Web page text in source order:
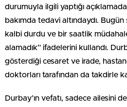
durumuyla ilgili yaptığı
bakımda tedavi altındaydı.
kalbi durdu ve bir saatlik
alamadık” ifadelerini kullandı.
gösterdiği cesaret ve irade,
doktorları tarafından da takdirle
Durbay’ın vefatı, sadece ailesini